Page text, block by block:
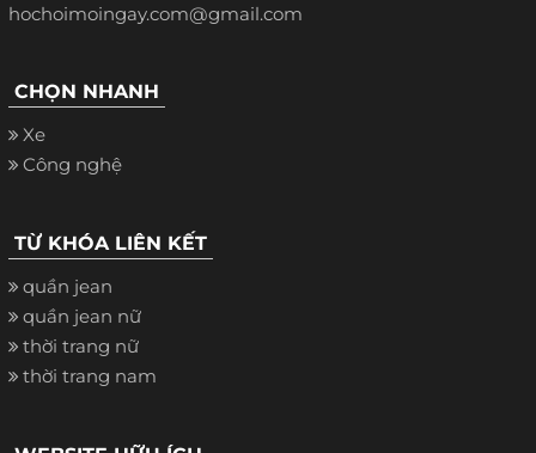
hochoimoingay.com@gmail.com
CHỌN NHANH
Xe
Công nghệ
TỪ KHÓA LIÊN KẾT
quần jean
quần jean nữ
thời trang nữ
thời trang nam